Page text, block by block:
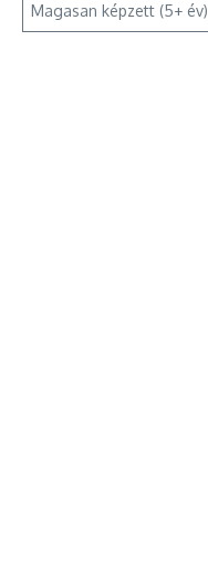
Magasan képzett (5+ év)